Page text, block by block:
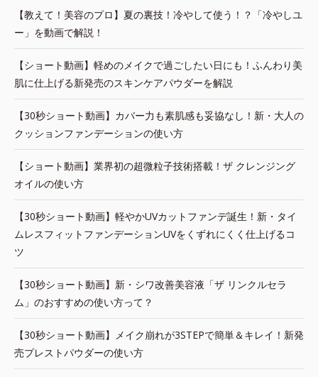
【教えて！美容のプロ】夏の裏技！冷やして使う！？「冷やしユ
ー」を動画で解説！
【ショート動画】軽めのメイクで過ごしたい日にも！ふんわり美
肌に仕上げる新発売のスキンケアパウダーを解説
【30秒ショート動画】カバー力も素肌感も妥協なし！新・大人の
クッションファンデーションの使い方
【ショート動画】業界初の超微粒子技術搭載！ザ クレンジング
オイルの使い方
【30秒ショート動画】軽やかUVカットファンデ誕生！新・タイ
ムレスフィットファンデーションUVをくずれにくく仕上げるコ
ツ
【30秒ショート動画】新・シワ改善美容液「ザ リンクルセラ
ム」のおすすめの使い方って？
【30秒ショート動画】メイク崩れが3STEPで簡単＆キレイ！新発
売プレストパウダーの使い方